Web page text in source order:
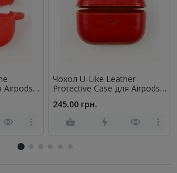
Airpods
Чохол U-Like Leather
Protective Case для Airpods
245.00 грн.